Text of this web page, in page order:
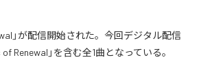
」が配信開始された。今回デジタル配信
Renewal」を含む全1曲となっている。